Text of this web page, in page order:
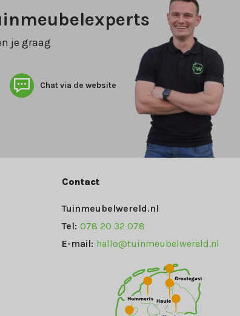
je graag
Chat via de website
Contact
Tuinmeubelwereld.nl
Tel: 078 20 32 078
E-mail: hallo@tuinmeubelwereld.nl